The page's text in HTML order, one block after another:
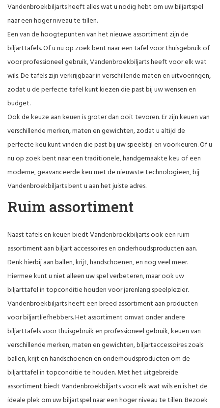
Vandenbroekbiljarts heeft alles wat u nodig hebt om uw biljartspel
naar een hoger niveau te tillen.
Een van de hoogtepunten van het nieuwe assortiment zijn de
biljarttafels. Of u nu op zoek bent naar een tafel voor thuisgebruik of
voor professioneel gebruik, Vandenbroekbiljarts heeft voor elk wat
wils. De tafels zijn verkrijgbaar in verschillende maten en uitvoeringen,
zodat u de perfecte tafel kunt kiezen die past bij uw wensen en
budget.
Ook de keuze aan keuen is groter dan ooit tevoren. Er zijn keuen van
verschillende merken, maten en gewichten, zodat u altijd de
perfecte keu kunt vinden die past bij uw speelstijl en voorkeuren. Of u
nu op zoek bent naar een traditionele, handgemaakte keu of een
moderne, geavanceerde keu met de nieuwste technologieën, bij
Vandenbroekbiljarts bent u aan het juiste adres.
Ruim assortiment
Naast tafels en keuen biedt Vandenbroekbiljarts ook een ruim
assortiment aan biljart accessoires en onderhoudsproducten aan.
Denk hierbij aan ballen, krijt, handschoenen, en nog veel meer.
Hiermee kunt u niet alleen uw spel verbeteren, maar ook uw
biljarttafel in topconditie houden voor jarenlang speelplezier.
Vandenbroekbiljarts heeft een breed assortiment aan producten
voor biljartliefhebbers. Het assortiment omvat onder andere
biljarttafels voor thuisgebruik en professioneel gebruik, keuen van
verschillende merken, maten en gewichten, biljartaccessoires zoals
ballen, krijt en handschoenen en onderhoudsproducten om de
biljarttafel in topconditie te houden. Met het uitgebreide
assortiment biedt Vandenbroekbiljarts voor elk wat wils en is het de
ideale plek om uw biljartspel naar een hoger niveau te tillen. Bezoek